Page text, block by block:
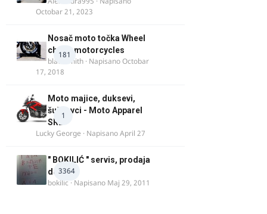
Octobar 21, 2023
181
Nosač moto točka Wheel
chock motorcycles
blacksmith · NapisanoOctobar
17, 2018
1
Moto majice, duksevi,
šuškavci - Moto Apparel
SRB
Lucky George · NapisanoApril 27
3364
" BOKILIĆ " servis, prodaja
delova
bokilic · Napisano Maj 29, 2011